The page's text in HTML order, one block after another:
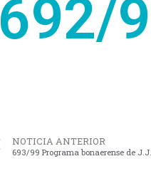
692/
NOTICIA ANTERIOR
693/99 Programa bonaerense de